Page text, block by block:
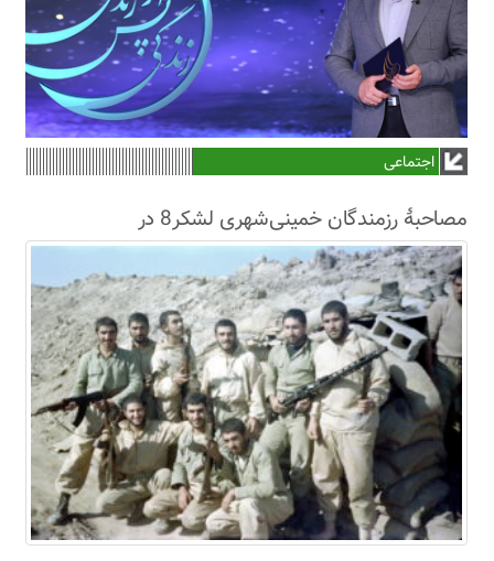
اجتماعی
مصاحبۀ رزمندگان خمینی‌شهری لشکر8 در
سال63+فیلم